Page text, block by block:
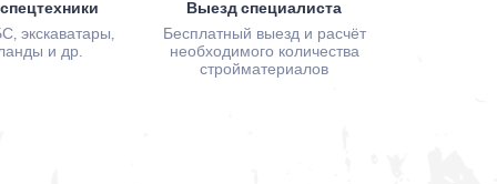
экскаватары,
и др.
Выезд специалиста
Бесплатный выезд и расчёт
необходимого количества
стройматериалов